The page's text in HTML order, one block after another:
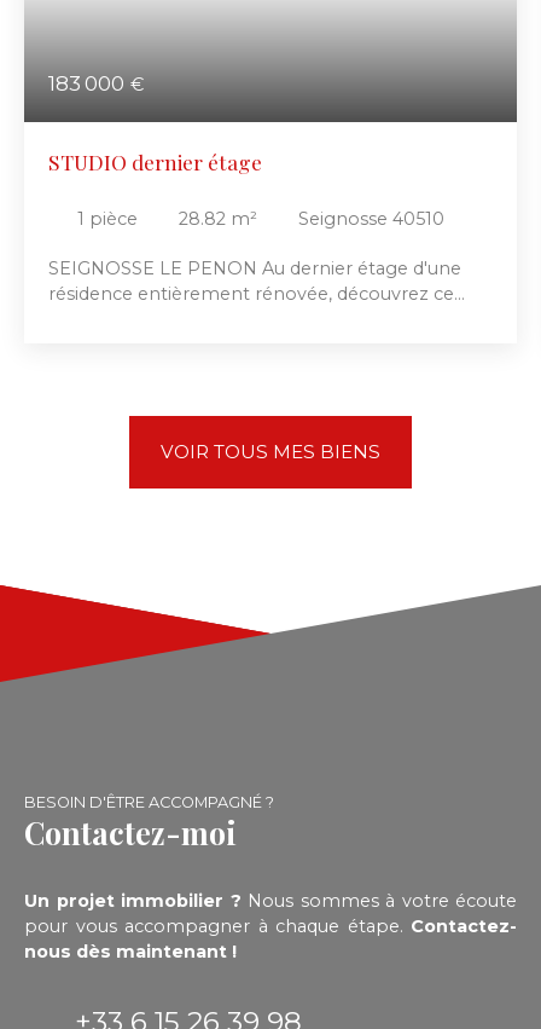
183 000 €
STUDIO dernier étage
1 pièce 28.82 m² Seignosse 40510
SEIGNOSSE LE PENON Au dernier étage d'une
résidence entièrement rénovée, découvrez ce
forêt, environnement calme et verdoyant.
L'appartement est très confortable et en
VOIR TOUS MES BIENS
BESOIN D'ÊTRE ACCOMPAGNÉ ?
Contactez-moi
Un projet immobilier ? Nous sommes à votre écoute
pour vous accompagner à chaque étape. Contactez-
nous dès maintenant !
+33 6 15 26 39 98